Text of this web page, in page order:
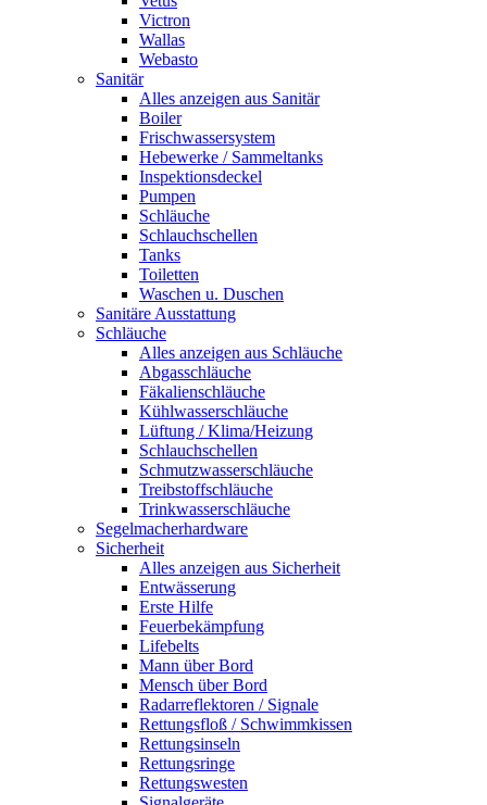
Victron
Wallas
Webasto
Sanitär
Alles anzeigen aus Sanitär
Boiler
Frischwassersystem
Hebewerke / Sammeltanks
Inspektionsdeckel
Pumpen
Schläuche
Schlauchschellen
Tanks
Toiletten
Waschen u. Duschen
Sanitäre Ausstattung
Schläuche
Alles anzeigen aus Schläuche
Abgasschläuche
Fäkalienschläuche
Kühlwasserschläuche
Lüftung / Klima/Heizung
Schlauchschellen
Schmutzwasserschläuche
Treibstoffschläuche
Trinkwasserschläuche
Segelmacherhardware
Sicherheit
Alles anzeigen aus Sicherheit
Entwässerung
Erste Hilfe
Feuerbekämpfung
Lifebelts
Mann über Bord
Mensch über Bord
Radarreflektoren / Signale
Rettungsfloß / Schwimmkissen
Rettungsinseln
Rettungsringe
Rettungswesten